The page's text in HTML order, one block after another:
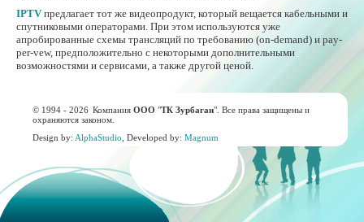
IPTVпредлагает тот же видеопродукт, который вещается кабельными и
спутниковыми операторами. При этом используются уже
апробированные схемы трансляций по требованию (on-demand) и pay-
per-vew, предположительно с некоторыми дополнительными
возможностями и сервисами, а также другой ценой.
© 1994 - 2026 КомпанияООО "ТК Зурбаган". Все права защищены и
охраняются законом.
Design by: AlphaStudio , Developed by:Magnum